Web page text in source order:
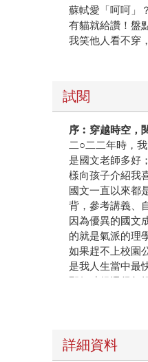
蘇軾愛「呵呵」
有貓就給讚！盤
我笑他人看不穿
試閱
序︰ 穿越時空 ，
二○二二年時，
是國文老師多好
樣向孩子介紹我
國文一直以來都
背，參考講義、
因為優異的國文
的就是氣派的理
如果趕不上校園
是我人生當中最
那個時候還很年
後你恍然大悟
文學那種心與
莊。
詳細資料